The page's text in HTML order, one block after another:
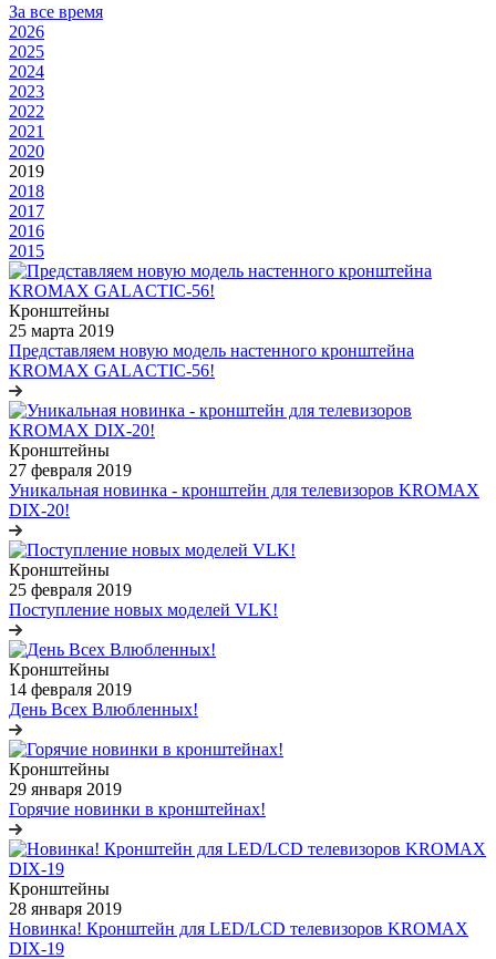
За все время
2026
2025
2024
2023
2022
2021
2020
2019
2018
2017
2016
2015
Кронштейны
25 марта 2019
Представляем новую модель настенного кронштейна
KROMAX GALACTIC-56!
Кронштейны
27 февраля 2019
Уникальная новинка - кронштейн для телевизоров KROMAX
DIX-20!
Кронштейны
25 февраля 2019
Поступление новых моделей VLK!
Кронштейны
14 февраля 2019
День Всех Влюбленных!
Кронштейны
29 января 2019
Горячие новинки в кронштейнах!
Кронштейны
28 января 2019
Новинка! Кронштейн для LED/LCD телевизоров KROMAX
DIX-19